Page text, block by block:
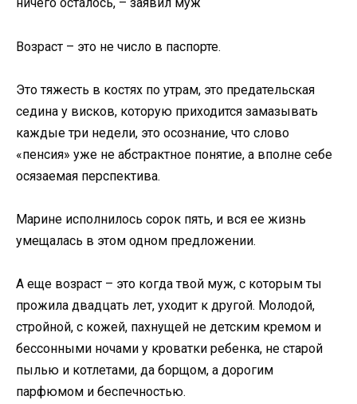
ничего осталось, – заявил муж
Возраст – это не число в паспорте.
Это тяжесть в костях по утрам, это предательская
седина у висков, которую приходится замазывать
каждые три недели, это осознание, что слово
«пенсия» уже не абстрактное понятие, а вполне себе
осязаемая перспектива.
Марине исполнилось сорок пять, и вся ее жизнь
умещалась в этом одном предложении.
А еще возраст – это когда твой муж, с которым ты
прожила двадцать лет, уходит к другой. Молодой,
стройной, с кожей, пахнущей не детским кремом и
бессонными ночами у кроватки ребенка, не старой
пылью и котлетами, да борщом, а дорогим
парфюмом и беспечностью.